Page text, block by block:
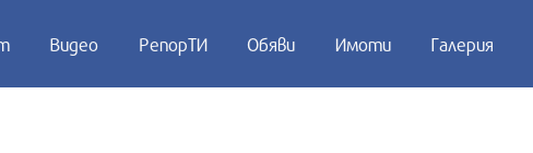
Видео РепорТИ Обяви Имоти Галерия